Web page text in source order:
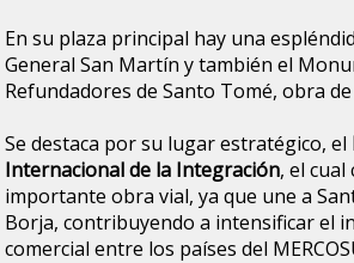
En su plaza principal hay una
General San Martín y también el
Refundadores de Santo Tomé, obra
Se destaca por su lugar estratégico, el
Internacional de la Integración, el
importante obra vial, ya que une a
Borja, contribuyendo a intensificar el
comercial entre los países del